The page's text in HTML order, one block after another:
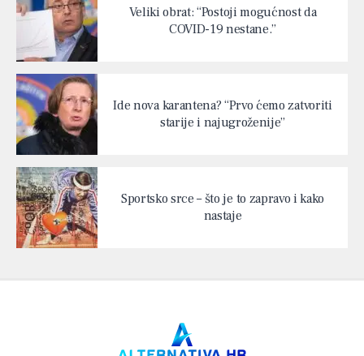
Veliki obrat: “Postoji mogućnost da
COVID-19 nestane.”
Ide nova karantena? “Prvo ćemo zatvoriti
starije i najugroženije”
Sportsko srce – što je to zapravo i kako
nastaje